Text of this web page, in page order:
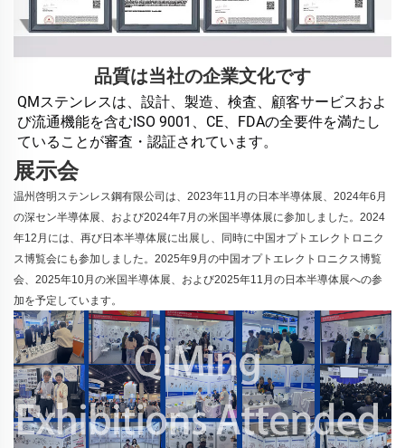
品質は当社の企業文化です
QMステンレスは、設計、製造、検査、顧客サービスおよ
び流通機能を含むISO 9001、CE、FDAの全要件を満たし
ていることが審査・認証されています。
展示会
温州啓明ステンレス鋼有限公司は、2023年11月の日本半導体展、2024年6月
の深セン半導体展、および2024年7月の米国半導体展に参加しました。2024
年12月には、再び日本半導体展に出展し、同時に中国オプトエレクトロニク
ス博覧会にも参加しました。2025年9月の中国オプトエレクトロニクス博覧
会、2025年10月の米国半導体展、および2025年11月の日本半導体展への参
加を予定しています。